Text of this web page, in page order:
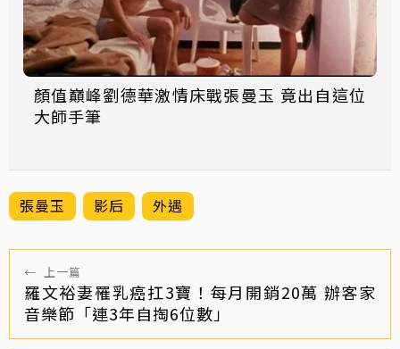
顏值巔峰劉德華激情床戰張曼玉 竟出自這位
大師手筆
張曼玉 影后 外遇
← 上一篇
羅文裕妻罹乳癌扛3寶！每月開銷20萬 辦客家
音樂節「連3年自掏6位數」